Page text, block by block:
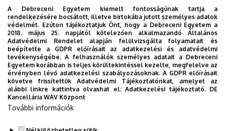
+36 52 512 900 / 22410
E-mail
kemenyfi.robert@arts.unideb.hu
Cím
4032 Debrecen, Egyetem tér 1.
Building, floor, door
Főépület (Egyetem téri Campus), 3. emelet, 346
(oktatói szoba)
A Debreceni Egyetem kiemelt fontosságúnak tartja a
rendelkezésére bocsátott, illetve birtokába jutott személyes adatok
védelmét. Ezúton tájékoztatjuk Önt, hogy a Debreceni Egyetem a
2018. május 25. napjától kötelezően alkalmazandó Általános
Adatvédelmi Rendelet alapján felülvizsgálta folyamatait és
beépítette a GDPR előírásait az adatkezelési és adatvédelmi
tevékenységébe. A felhasználók személyes adatait a Debreceni
Egyetem korábban is teljes körültekintéssel kezelte, megfelelve az
érvényben lévő adatkezelési szabályozásoknak. A GDPR előírásait
követve frissítettük Adatvédelmi Tájékoztatónkat, amelyet az
alábbi linkre kattintva olvashat el:Adatkezelési tájékoztató. DE
Kancellária WAV Központ
További információk